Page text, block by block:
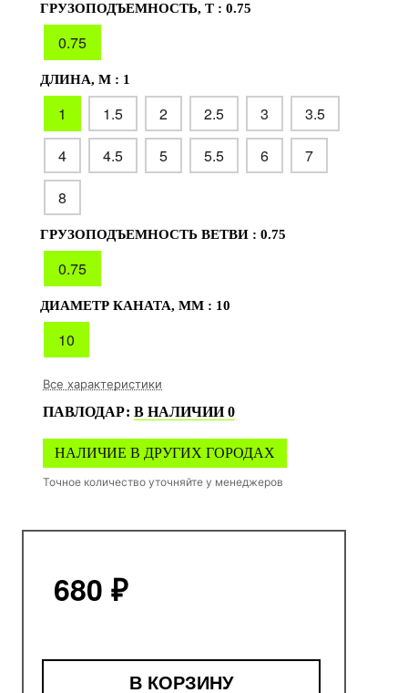
ГРУЗОПОДЪЕМНОСТЬ, Т : 0.75
0.75
ДЛИНА, М : 1
1 1.5 2 2.5 3
3.5
4
4.5 5 5.5 6
7
8
ГРУЗОПОДЪЕМНОСТЬ ВЕТВИ : 0.75
0.75
ДИАМЕТР КАНАТА, ММ : 10
10
Все характеристики
ПАВЛОДАР: В НАЛИЧИИ0
НАЛИЧИЕ В ДРУГИХ ГОРОДАХ
Точное количество уточняйте у менеджеров
680 ₽
В КОРЗИНУ